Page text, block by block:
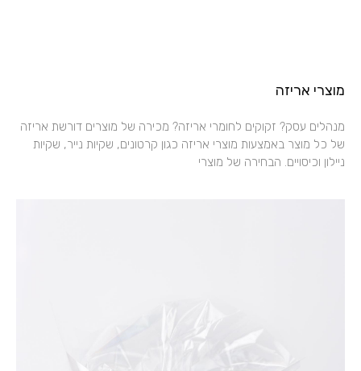
מוצרי אריזה
מנהלים עסק? זקוקים לחומרי אריזה? מכירה של מוצרים דורשת אריזה
של כל מוצר באמצעות מוצרי אריזה כגון קרטונים, שקיות נייר, שקיות
ניילון וכיסויים. הבחירה של מוצרי